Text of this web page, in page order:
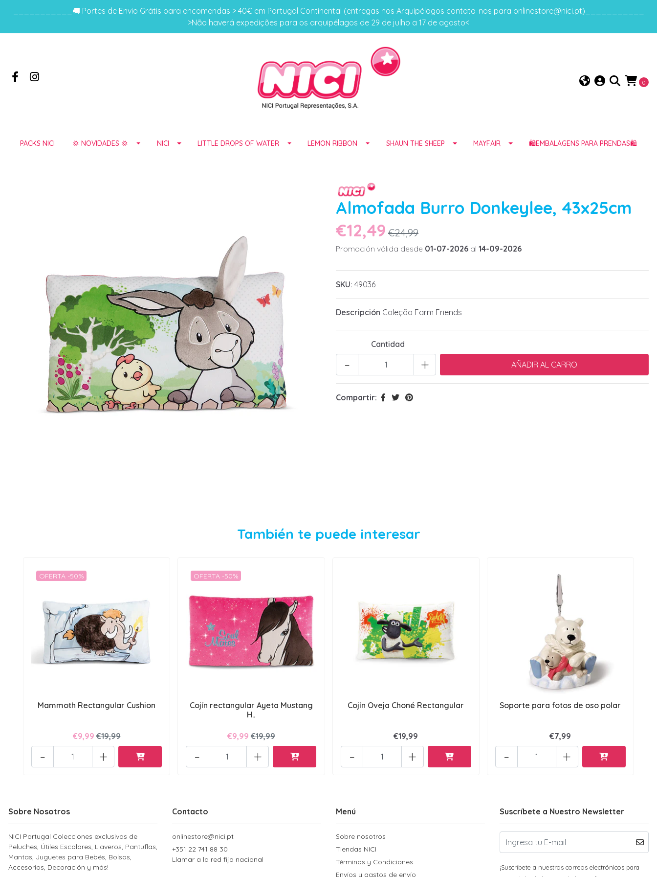
___________🚚 Portes de Envio Grátis para encomendas > 40€ em Portugal Continental (entregas nos Arquipélagos contata-nos para onlinestore@nici.pt)___________
>Não haverá expedições para os arquipélagos de 29 de julho a 17 de agosto<
0
PACKS NICI 💢 NOVIDADES 💢 NICI LITTLE DROPS OF WATER LEMON RIBBON SHAUN THE SHEEP MAYFAIR 🛍️EMBALAGENS PARA PRENDAS🛍️
Almofada Burro Donkeylee, 43x25cm
€12,49 €24,99
Promoción válida desde 01-07-2026 al 14-09-2026
SKU: 49036
Descripción Coleção Farm Friends
Cantidad
+
-
Compartir:
También te puede interesar
OFERTA -50%
Mammoth Rectangular Cushion
€9,99 €19,99
+
-
OFERTA -50%
Cojín rectangular Ayeta Mustang
H..
€9,99 €19,99
+
-
Cojín Oveja Choné Rectangular
€19,99
+
-
Soporte para fotos de oso polar
€7,99
+
-
Sobre Nosotros
NICI Portugal Colecciones exclusivas de
Peluches, Útiles Escolares, Llaveros, Pantuflas,
Mantas, Juguetes para Bebés, Bolsos,
Accesorios, Decoración y más!
Contacto
onlinestore@nici.pt
+351 22 741 88 30
Llamar a la red fija nacional
Menú
Sobre nosotros
Tiendas NICI
Términos y Condiciones
Envíos y gastos de envío
Suscríbete a Nuestro Newsletter
¡Suscríbete a nuestros correos electrónicos para